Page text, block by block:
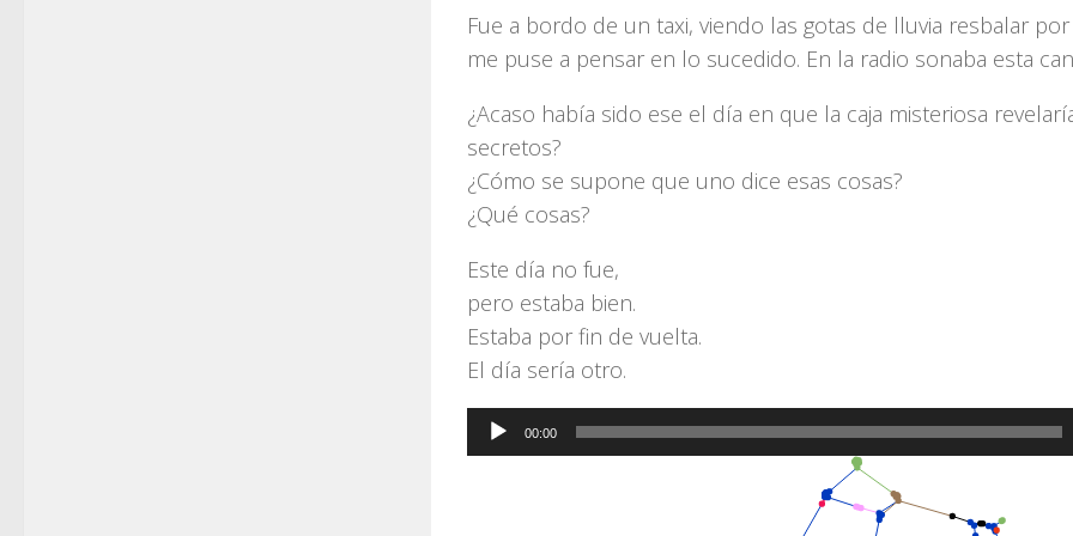
Fue a bordo de un taxi, viendo las gotas de lluvia resbalar
me puse a pensar en lo sucedido. En la radio sonaba esta
¿Acaso había sido ese el día en que la caja misteriosa
secretos?
¿Cómo se supone que uno dice esas cosas?
¿Qué cosas?
Este día no fue,
pero estaba bien.
Estaba por fin de vuelta.
El día sería otro.
Audio
Player
00:00